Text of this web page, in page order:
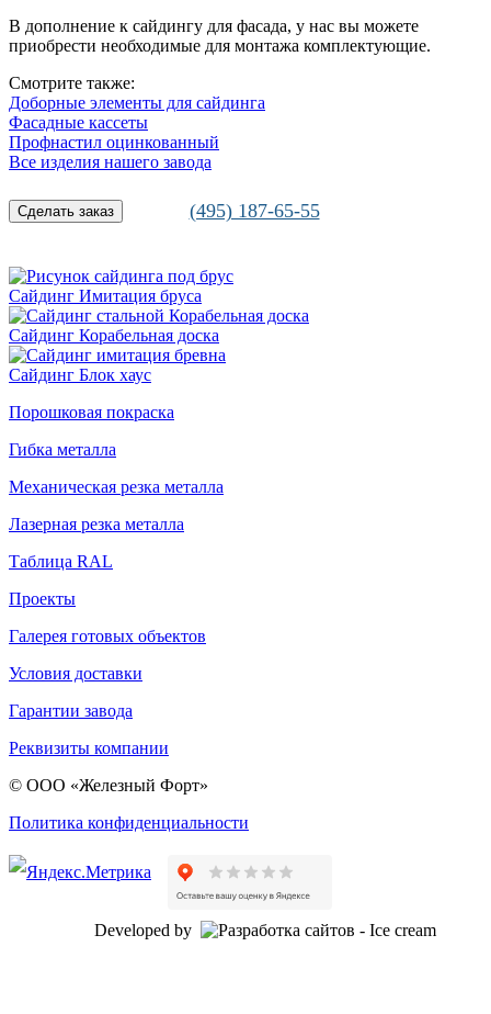
В дополнение к сайдингу для фасада, у нас вы можете
приобрести необходимые для монтажа комплектующие.
Смотрите также:
Доборные элементы для сайдинга
Фасадные кассеты
Профнастил оцинкованный
Все изделия нашего завода
Сделать заказ (495) 187-65-55
Сайдинг Имитация бруса
Сайдинг Корабельная доска
Сайдинг Блок хаус
Порошковая покраска
Гибка металла
Механическая резка металла
Лазерная резка металла
Таблица RAL
Проекты
Галерея готовых объектов
Условия доставки
Гарантии завода
Реквизиты компании
© ООО «Железный Форт»
Политика конфиденциальности
Developed by